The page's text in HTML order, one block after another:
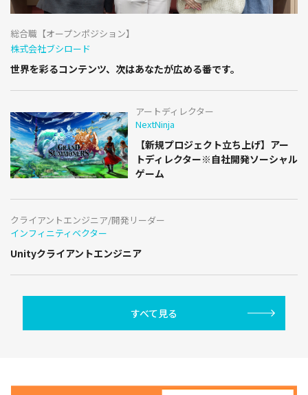
総合職【オープンポジション】
株式会社ブシロード
世界を彩るコンテンツ、次はあなたが広める番です。
アートディレクター
NextNinja
【新規プロジェクト立ち上げ】アー
トディレクター※自社開発ソーシャル
ゲーム
クライアントエンジニア/開発リーダー
インフィニティベクター
Unityクライアントエンジニア
すべて見る